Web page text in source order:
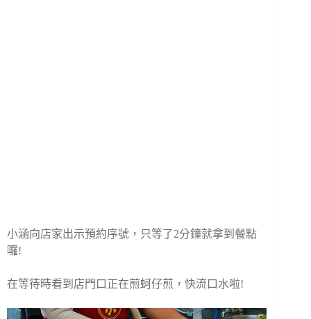
小涵向店家出示預約序號，只等了2分鐘就拿到餐點
囉!
在等待時看到店門口正在煎蚵仔煎，快流口水啦!